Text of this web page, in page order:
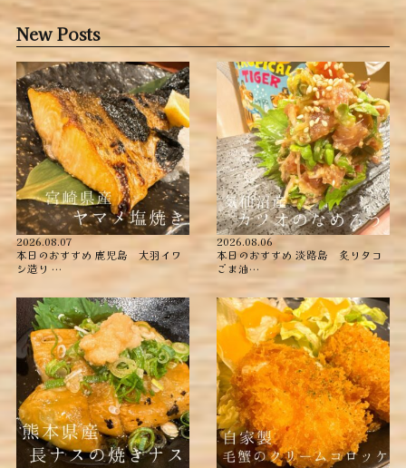
New Posts
2026.08.07
本日のおすすめ ︎鹿児島 大羽イワ
シ造り …
2026.08.06
本日のおすすめ ︎淡路島 炙りタコ
ごま油…